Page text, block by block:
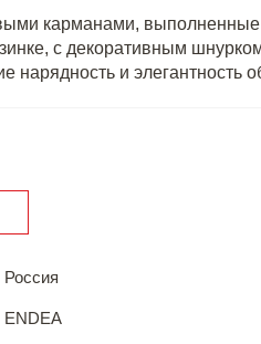
карманами, выполненные
с декоративным
и элегантность
Россия
ENDEA